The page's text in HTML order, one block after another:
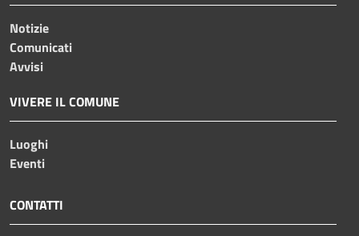
Notizie
Comunicati
Avvisi
VIVERE IL COMUNE
Luoghi
Eventi
CONTATTI